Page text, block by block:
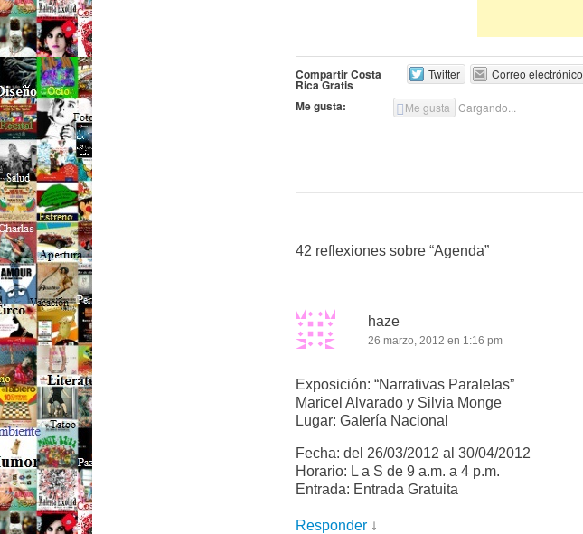
Compartir Costa
Rica Gratis
Twitter Correo electrónico
Me gusta: Me gusta Cargando...
42 reflexiones sobre “Agenda”
haze
26 marzo, 2012 en 1:16 pm
Exposición: “Narrativas Paralelas”
Maricel Alvarado y Silvia Monge
Lugar: Galería Nacional
Fecha: del 26/03/2012 al 30/04/2012
Horario: L a S de 9 a.m. a 4 p.m.
Entrada: Entrada Gratuita
Responder ↓